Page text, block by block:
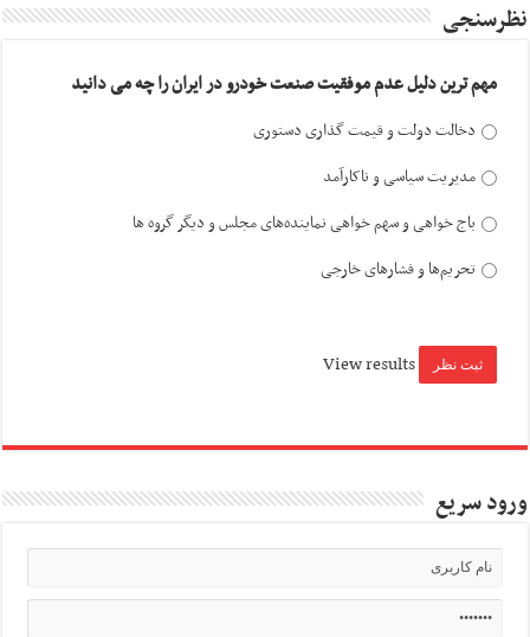
نظرسنجی
مهم ترین دلیل عدم موفقیت صنعت خودرو در ایران را چه می دانید
دخالت دولت و قیمت گذاری دستوری
مدیریت سیاسی و ناکارآمد
باج خواهی و سهم خواهی نماینده‌های مجلس و دیگر گروه ها
تحریم‌ها و فشارهای خارجی
View results
ورود سریع